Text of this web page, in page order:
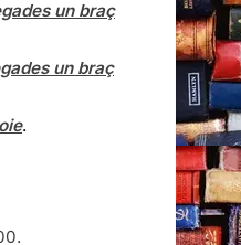
un braç
un braç
.